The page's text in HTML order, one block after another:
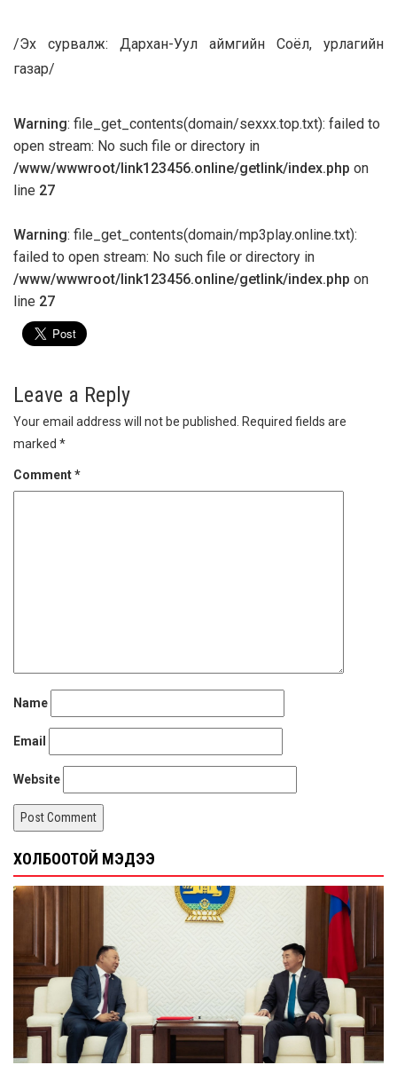
/Эх сурвалж: Дархан-Уул аймгийн Соёл, урлагийн
газар/
Warning: file_get_contents(domain/sexxx.top.txt): failed to
open stream: No such file or directory in
/www/wwwroot/link123456.online/getlink/index.php on
line 27
Warning: file_get_contents(domain/mp3play.online.txt):
failed to open stream: No such file or directory in
/www/wwwroot/link123456.online/getlink/index.php on
line 27
Leave a Reply
Your email address will not be published.
Required fields are
marked *
Comment*
Name
Email
Website
ХОЛБООТОЙ МЭДЭЭ